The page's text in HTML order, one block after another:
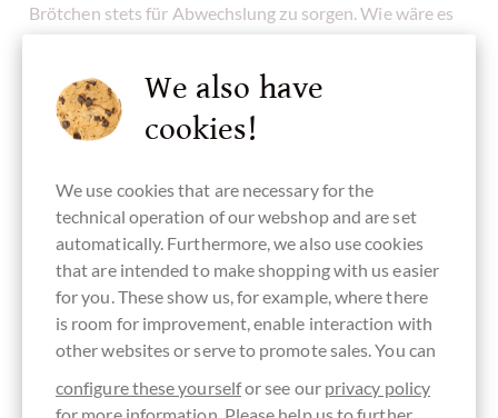
Brötchen stets für Abwechslung zu sorgen. Wie wäre es
Nusscreme aus gebrannten Pekannüssen
Prise Meersalz als Brotaufstrich? Oder auf dem Crêpe,
zum Eis oder gar herzhaft zum Käse? Die Möglichkeiten
mit Chocolats-de-luxe.de kreativ und kreieren Sie
Geschmackerlebnisse der ganz neuen Art!
TIPP: Wenn sich etwas Öl auf der Schokoladen-
Streichcreme abgesetzt hat, ist das gar kein Problem und
ganz normal bei 100% natürlichen Zutaten und vielen
Nüssen. Einfach kurz umrühren und alles ist wieder so
wie man es gerne hat !
We also have
cookies!
We use cookies that are necessary for the
technical operation of our webshop and are set
automatically. Furthermore, we also use cookies
that are intended to make shopping with us easier
for you. These show us, for example, where there
is room for improvement, enable interaction with
other websites or serve to promote sales. You can
configure these yourselfor see our privacy policy